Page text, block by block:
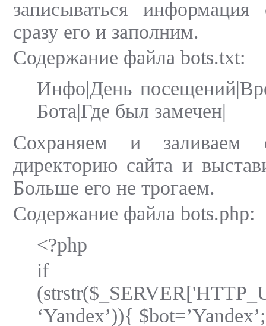
записываться
сразу его и заполним.
Содержание файла bots.txt:
Инфо|День
Бота|Где был замечен|
Сохраняем и заливаем
директорию сайта и
Больше его не трогаем.
Содержание файла bots.php:
<?php
if
‘Yandex’)){